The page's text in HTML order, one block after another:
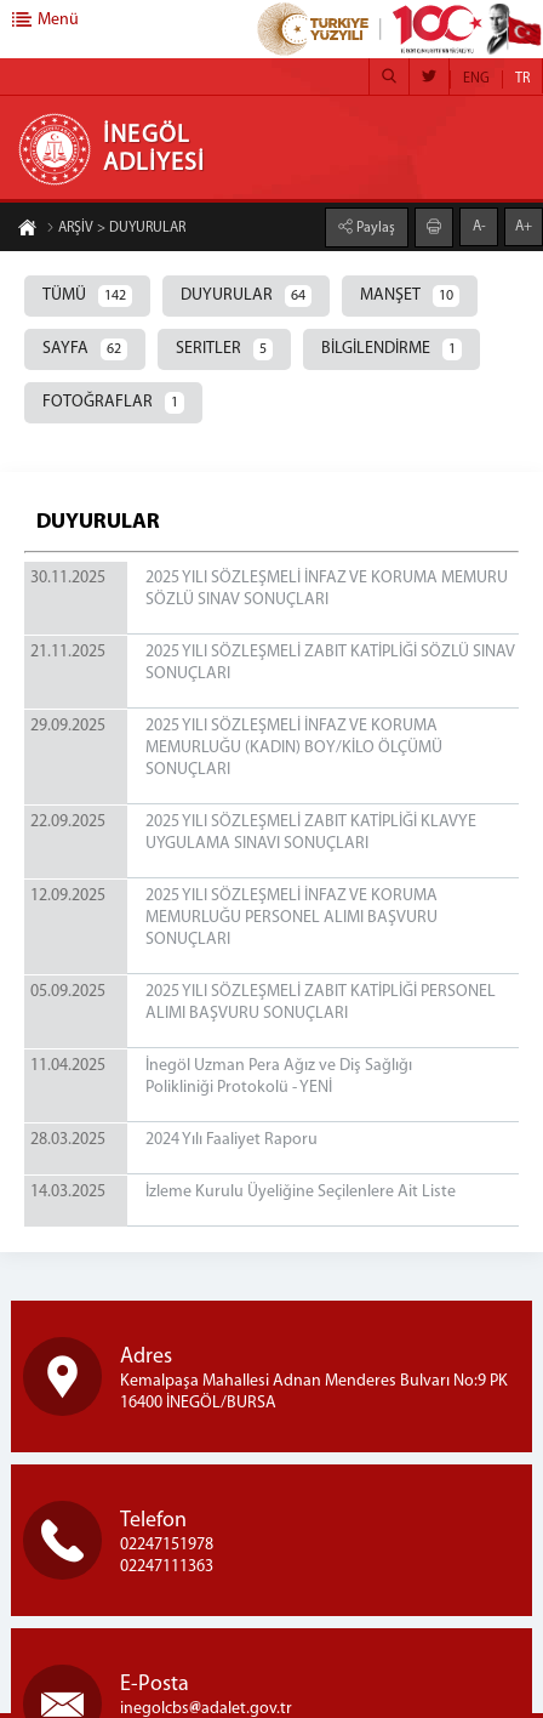
İNEGÖL ADLİYESİ
ANA SAYFA
BAŞSAVCILIK
CUMHURİYET BAŞSAVCISI
CUMHURİYET SAVCILARI
ADLİYEMİZ
İDARİ İŞLER MÜDÜRLÜĞÜ
MÜDÜRLÜĞÜ
İNEGÖL ADLİ TIP ŞUBE MÜDÜRLÜĞÜ
ADLİ SİCİL BÜROSU
İNEGÖL BİLGİ İŞLEM ŞEFLİĞİ
İLÇE SEÇİM KURULU
ADLİYE EK BİNA
MAHKEMELER
İCRA DAİRESİ
LOJMAN
CEZA MAHKEMELERİ
HUKUK MAHKEMELERİ
MAHKEMELER VEZNESİ - TEVZİİ BÜROSU - TARAMA
MERKEZİ
YENİŞEHİR KADIN KAPALI CEZA İNFAZ KURUMU
İZNİK ADLİYESİ
Menü
İNEGÖL
ADLİYESİ
TR
ENG
ARŞİV > DUYURULAR Paylaş A- A+
TÜMÜ 142 DUYURULAR 64 MANŞET 10
SAYFA 62 SERITLER 5 BİLGİLENDİRME 1
FOTOĞRAFLAR 1
DUYURULAR
30.11.2025
2025 YILI SÖZLEŞMELİ İNFAZ VE KORUMA MEMURU
SÖZLÜ SINAV SONUÇLARI
21.11.2025
2025 YILI SÖZLEŞMELİ ZABIT KATİPLİĞİ SÖZLÜ SINAV
SONUÇLARI
29.09.2025
2025 YILI SÖZLEŞMELİ İNFAZ VE KORUMA
MEMURLUĞU (KADIN) BOY/KİLO ÖLÇÜMÜ
SONUÇLARI
22.09.2025
2025 YILI SÖZLEŞMELİ ZABIT KATİPLİĞİ KLAVYE
UYGULAMA SINAVI SONUÇLARI
12.09.2025
2025 YILI SÖZLEŞMELİ İNFAZ VE KORUMA
MEMURLUĞU PERSONEL ALIMI BAŞVURU
SONUÇLARI
05.09.2025
2025 YILI SÖZLEŞMELİ ZABIT KATİPLİĞİ PERSONEL
ALIMI BAŞVURU SONUÇLARI
11.04.2025
İnegöl Uzman Pera Ağız ve Diş Sağlığı
Polikliniği Protokolü - YENİ
28.03.2025 2024 Yılı Faaliyet Raporu
14.03.2025 İzleme Kurulu Üyeliğine Seçilenlere Ait Liste
Adres
Kemalpaşa Mahallesi Adnan Menderes Bulvarı No:9 PK
16400 İNEGÖL/BURSA
Telefon
02247151978
02247111363
E-Posta
inegolcbs adalet.gov.tr